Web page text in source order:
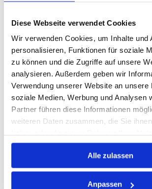
Diese Webseite verwendet Cookies
Wir verwenden Cookies, um Inhalte und
personalisieren, Funktionen für soziale
zu können und die Zugriffe auf unsere
analysieren. Außerdem geben wir
Verwendung unserer Website an unsere
soziale Medien, Werbung und Analysen
Partner führen diese Informationen
weiteren Daten zusammen, die Sie
gesammelt haben.
Alle zulassen
Anpassen
STK
Losgröße 100
Nicht auf Lager
Print
PRODUKTBESCHREIBUNG